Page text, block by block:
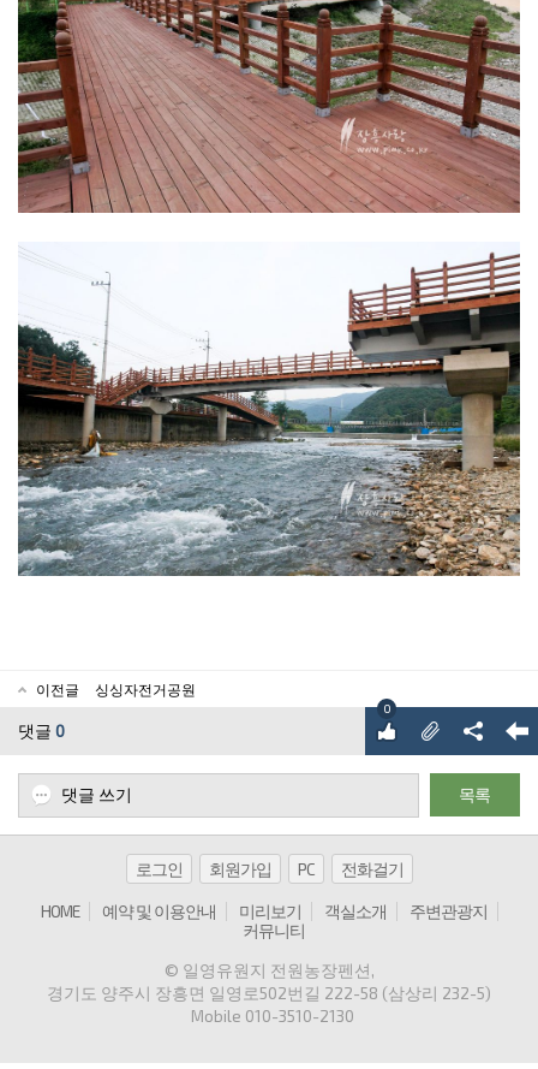
이전글 싱싱자전거공원
댓글 0
0
댓글 쓰기 목록
로그인 회원가입 PC 전화걸기
HOME 예약 및 이용안내 미리보기 객실소개
주변관광지
커뮤니티
© 일영유원지 전원농장펜션,
경기도 양주시 장흥면 일영로502번길 222-58 (삼상리 232-5)
Mobile 010-3510-2130